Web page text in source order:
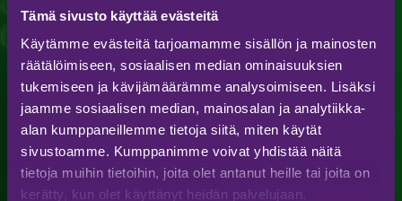
Tämä sivusto käyttää evästeitä
Käytämme evästeitä tarjoamamme sisällön ja mainosten
räätälöimiseen, sosiaalisen median ominaisuuksien
tukemiseen ja kävijämäärämme analysoimiseen. Lisäksi
jaamme sosiaalisen median, mainosalan ja analytiikka-
alan kumppaneillemme tietoja siitä, miten käytät
sivustoamme. Kumppanimme voivat yhdistää näitä
tietoja muihin tietoihin, joita olet antanut heille tai joita on
kerätty, kun olet käyttänyt heidän palvelujaan.